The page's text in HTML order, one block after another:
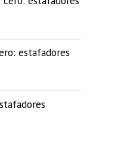
estafadores